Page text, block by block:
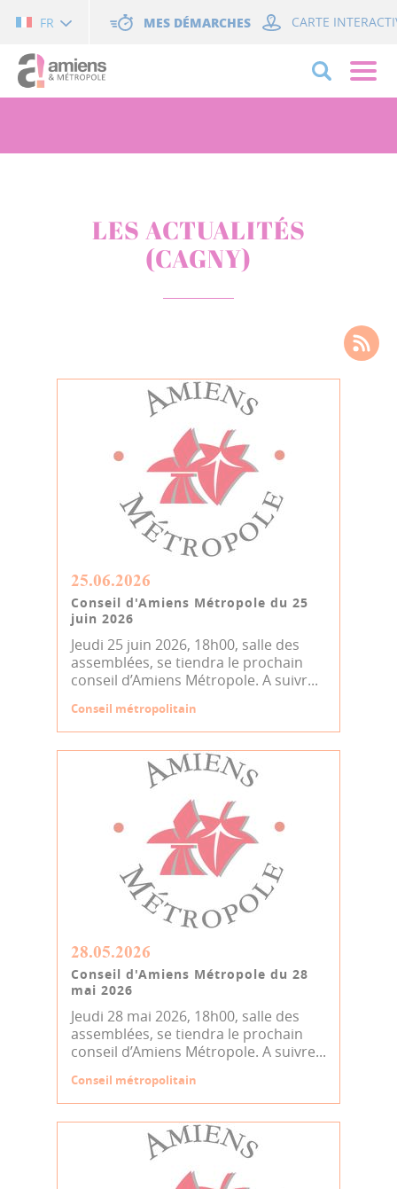
FR MES DÉMARCHES CARTE
LES ACTUALITÉS
(CAGNY)
25.06.2026
Conseil d'Amiens Métropole du 25
juin 2026
Jeudi 25 juin 2026, 18h00, salle des
assemblées, se tiendra le prochain
conseil d’Amiens Métropole. A suivr...
Conseil métropolitain
28.05.2026
Conseil d'Amiens Métropole du 28
mai 2026
Jeudi 28 mai 2026, 18h00, salle des
assemblées, se tiendra le prochain
conseil d’Amiens Métropole. A suivre...
Conseil métropolitain